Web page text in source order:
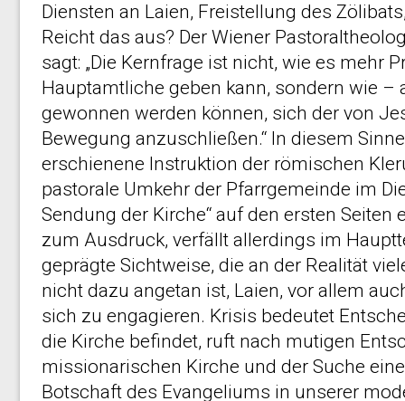
Diensten an Laien, Freistellung des
Reicht das aus? Der Wiener
sagt: „Die Kernfrage ist nicht, wie es mehr
Hauptamtliche geben kann, sondern wie
gewonnen werden können, sich der von
Bewegung anzuschließen.“ In diesem
erschienene Instruktion der römischen
pastorale Umkehr der Pfarrgemeinde im
Sendung der Kirche“ auf den ersten
zum Ausdruck, verfällt allerdings im
geprägte Sichtweise, die an der Realität
nicht dazu angetan ist, Laien, vor allem
sich zu engagieren. Krisis bedeutet
die Kirche befindet, ruft nach mutigen
missionarischen Kirche und der Suche
Botschaft des Evangeliums in unserer